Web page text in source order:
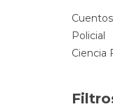
Cuentos
Policial
Ciencia